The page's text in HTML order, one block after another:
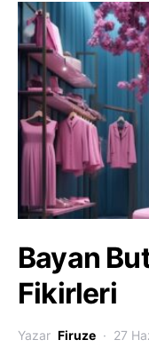
Bayan
Fikirleri
Yazar Firuze 27